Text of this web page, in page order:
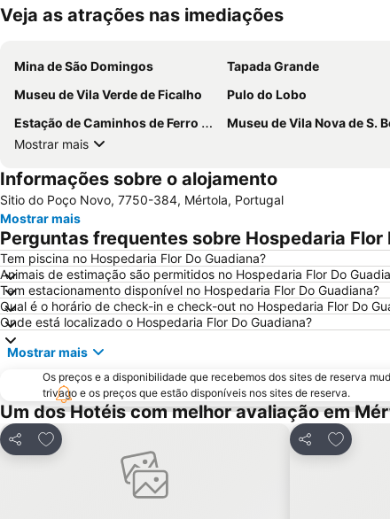
Veja as atrações nas imediações
Mina de São Domingos Tapada Grande
Museu de Vila Verde de Ficalho
Pulo do Lobo
Estação de Caminhos de Ferro de Beja
Museu de Vila Nova de S.
Mostrar mais
Informações sobre o alojamento
Sitio do Poço Novo, 7750-384, Mértola, Portugal
Mostrar mais
Perguntas frequentes sobre Hospedaria Flor
Tem piscina no Hospedaria Flor Do Guadiana?
Animais de estimação são permitidos no Hospedaria Flor Do
Tem estacionamento disponível no Hospedaria Flor Do Guadiana?
Qual é o horário de check-in e check-out no Hospedaria Flor Do
Onde está localizado o Hospedaria Flor Do Guadiana?
Mostrar mais
Os preços e a disponibilidade que recebemos dos sites de reserva
trivago e os preços que estão disponíveis nos sites de reserva.
Um dos Hotéis com melhor avaliação em
Partilhar
Adicionar aos favoritos
Partilhar